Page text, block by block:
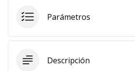
Parámetros
Descripción